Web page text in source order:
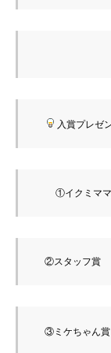
入賞プレゼ
①イクミママ
②スタッフ賞　
③ミケちゃん